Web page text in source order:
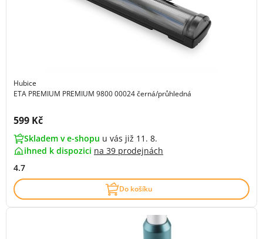
Hubice
ETA PREMIUM PREMIUM 9800 00024 černá/průhledná
Cena s DPH:
599 Kč
Skladem v e-shopu u vás již 11. 8.
ihned k dispozici na 39 prodejnách
4.7
Do košíku